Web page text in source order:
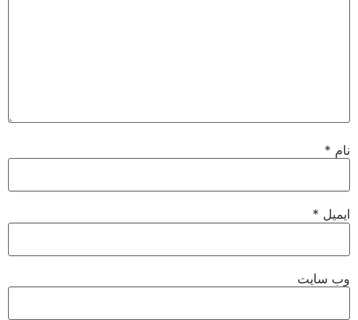
نام *
ایمیل *
وب‌ سایت